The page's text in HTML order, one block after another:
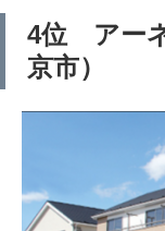
4位 アー
京市）